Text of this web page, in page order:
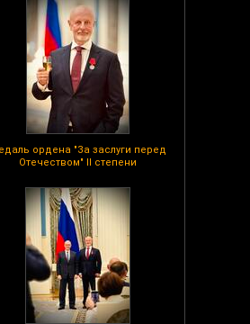
ордена "За заслуги перед
Отечеством" II степени